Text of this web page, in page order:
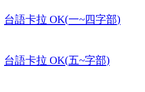
台語卡拉 OK(一~四字部)
台語卡拉 OK(五~字部)